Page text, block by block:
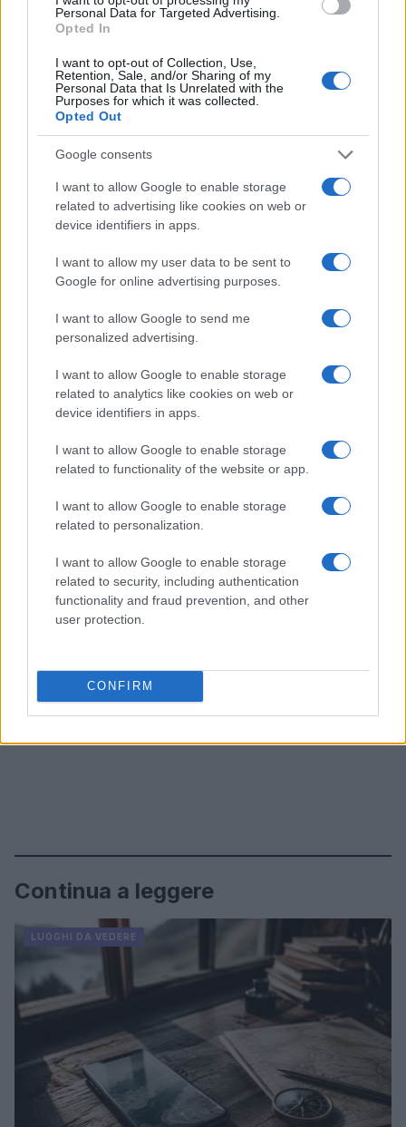
Personal Data for Targeted Advertising.
Opted In
I want to opt-out of Collection, Use,
Retention, Sale, and/or Sharing of my
Personal Data that Is Unrelated with the
Purposes for which it was collected.
Opted Out
Google consents
I want to allow Google to enable storage
related to advertising like cookies on web or
device identifiers in apps.
I want to allow my user data to be sent to
Google for online advertising purposes.
I want to allow Google to send me
personalized advertising.
I want to allow Google to enable storage
related to analytics like cookies on web or
device identifiers in apps.
I want to allow Google to enable storage
related to functionality of the website or app.
I want to allow Google to enable storage
related to personalization.
I want to allow Google to enable storage
related to security, including authentication
functionality and fraud prevention, and other
user protection.
CONFIRM
settembre 2026), festival potenziati e la
valorizzazione dei borghi compongono un progetto
che guarda oltre l’anno di celebrazione. Per chi
pianifica una visita, la proposta è semplice:
alternare monumenti e musei a passeggiate sui
pascoli d’alta quota, assaggiare prodotti locali e
partecipare agli eventi che animano una città in
fase di rinascita.
AUTORE
Beatrice Beretta
Beatrice Beretta, basata a Bologna, annotò
per la prima volta itinerari durante una notte al
portico di San Luca: da allora coordina
rubriche sui viaggi urbani. In redazione
promuove reportage su mobilità sostenibile e
porta con sé una mappa tascabile dei vicoli
bolognesi come talismano professionale.
Continua a leggere
LUOGHI DA VEDERE